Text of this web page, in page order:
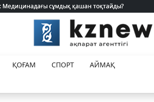
Медицинадағы сұмдық қашан тоқтайды?
Медицинадағы сұмдық қашан тоқтайды?
ҚОҒАМ СПОРТ
АЙМАҚ